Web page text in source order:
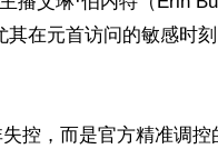
在元首访问的敏感时
控，而是官方精准调